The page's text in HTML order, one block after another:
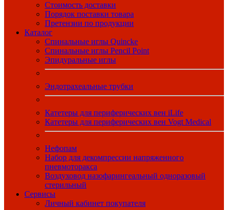
Стоимость доставки
Порядок поставки товара
Претензии по продукции
Каталог
Спинальные иглы Quincke
Спинальные иглы Pencil Point
Эпидуральные иглы
Эндотрахеальные трубки
Катетеры для периферических вен iLife
Катетеры для периферических вен Vogt Medical
Нефопам
Набор для декомпрессии напряженного
пневмоторакса
Воздуховод назофарингеальный одноразовый
стерильный
Сервисы
Личный кабинет покупателя